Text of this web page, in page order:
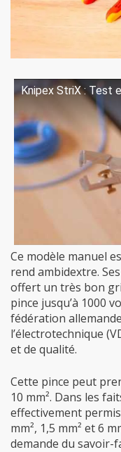
Knipex StriX : Test
Ce modèle manuel
rend ambidextre.
offert un très bon
pince jusqu’à 1000
fédération
l’électrotechnique
et de qualité.
Cette pince peut
10 mm². Dans les
effectivement
mm², 1,5 mm² et 6
demande du savoir-